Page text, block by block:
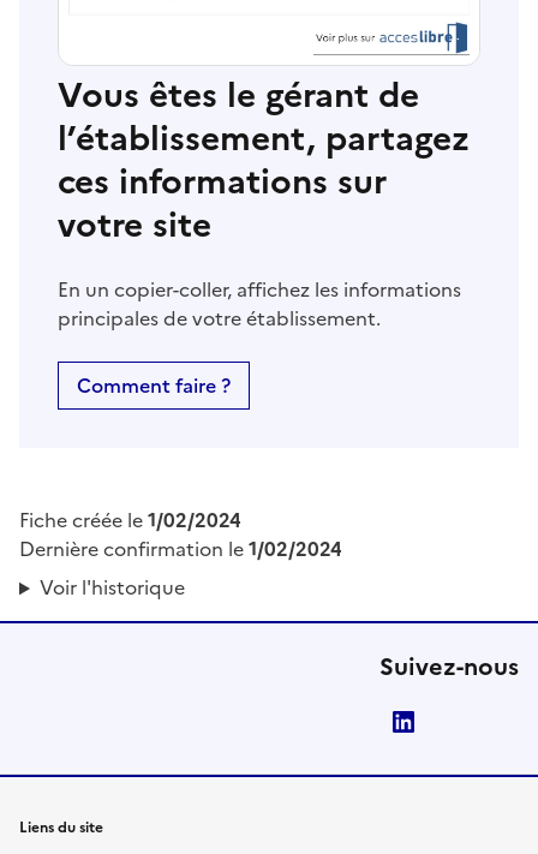
Vous êtes le gérant de
l’établissement, partagez
ces informations sur
votre site
En un copier-coller, affichez les informations
principales de votre établissement.
Comment faire ?
Fiche créée le1/02/2024
Dernière confirmation le1/02/2024
Voir l'historique
Suivez-nous
Liens du site